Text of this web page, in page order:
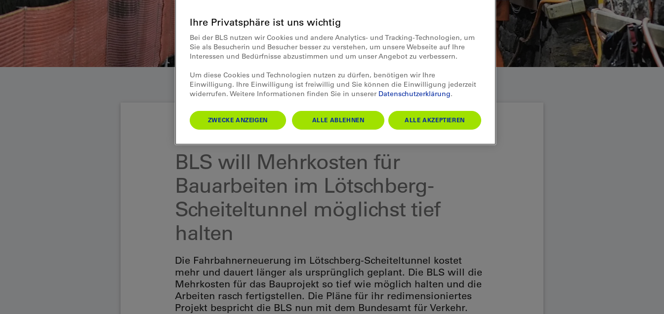
BLS will Mehrkosten für
Bauarbeiten im Lötschberg-
Scheiteltunnel möglichst tief
halten
Die Fahrbahnerneuerung im Lötschberg-Scheiteltunnel kostet
mehr und dauert länger als ursprünglich geplant. Die BLS will die
Mehrkosten für das Bauprojekt so tief wie möglich halten und die
Arbeiten rasch fertigstellen. Die Pläne für ihr redimensioniertes
Projekt bespricht die BLS nun mit dem Bundesamt für Verkehr.
Ihre Privatsphäre ist uns wichtig
Bei der BLS nutzen wir Cookies und andere Analytics- und Tracking-Technologien, um
Sie als Besucherin und Besucher besser zu verstehen, um unsere Webseite auf Ihre
Interessen und Bedürfnisse abzustimmen und um unser Angebot zu verbessern.
Um diese Cookies und Technologien nutzen zu dürfen, benötigen wir Ihre
Einwilligung. Ihre Einwilligung ist freiwillig und Sie können die Einwilligung jederzeit
widerrufen. Weitere Informationen finden Sie in unserer Datenschutzerklärung.
ZWECKE ANZEIGEN ALLE ABLEHNEN ALLE AKZEPTIEREN